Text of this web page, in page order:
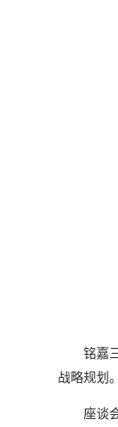
铭嘉
战略规划。
座谈